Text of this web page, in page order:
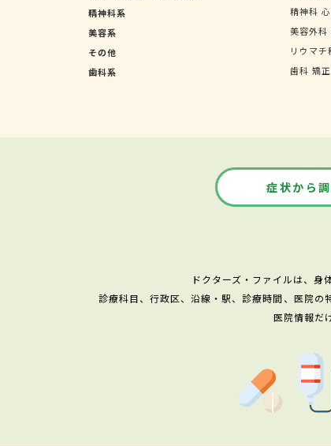
精神科系
精神科
美容系
美容外科
その他
リウマチ
歯科系
歯科 矯
症状から
ドクターズ・ファイルは、身
診療科目、行政区、沿線・駅、診療時間、医院の
医院情報だ